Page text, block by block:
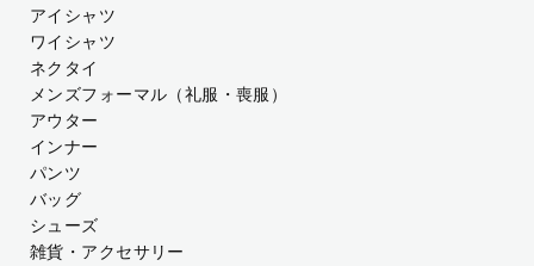
アイシャツ
ワイシャツ
ネクタイ
メンズフォーマル （礼服・喪服）
アウター
インナー
パンツ
バッグ
シューズ
雑貨・アクセサリー